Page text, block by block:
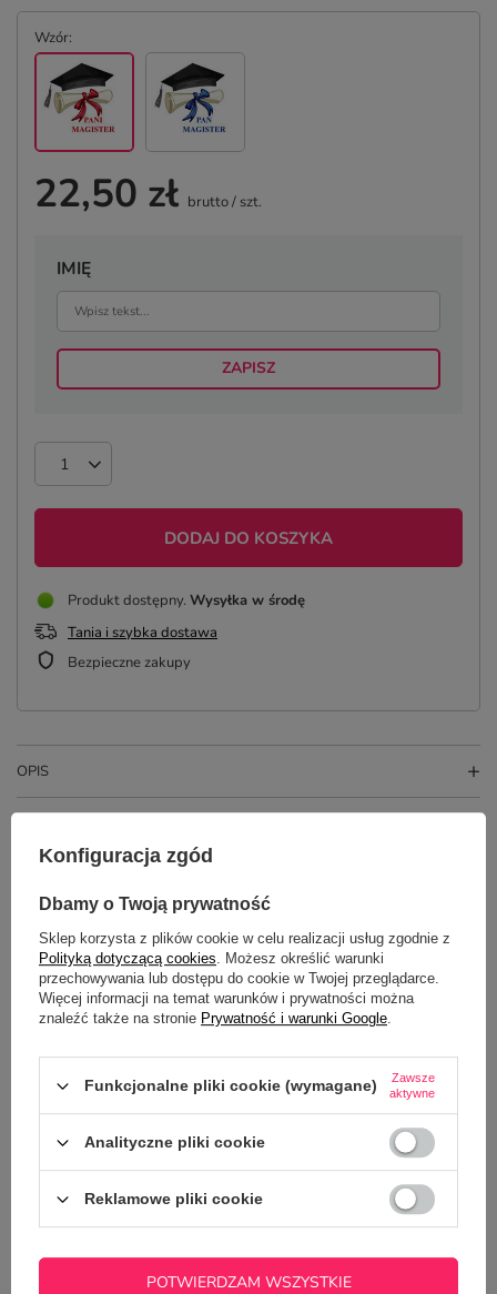
Wzór
22,50 zł brutto/ szt.
IMIĘ
ZAPISZ
DODAJ DO KOSZYKA
Produkt dostępny Wysyłka w środę
Tania i szybka dostawa
Bezpieczne zakupy
OPIS
OPINIE (0)
Potrzebujesz pomocy? Masz pytania?
Zadaj pytanie a my odpowiemy
odpowiedzi publikując dla innych.
ZADAJ PYTANIE
Konfiguracja zgód
Dbamy o Twoją prywatność
Sklep korzysta z plików cookie w celu realizacji usług zgodnie z
Polityką dotyczącą cookies. Możesz określić warunki
przechowywania lub dostępu do cookie w Twojej przeglądarce.
Więcej informacji na temat warunków i prywatności można
znaleźć także na stronie Prywatność i warunki Google.
Funkcjonalne pliki cookie (wymagane)
Zawsze
aktywne
Analityczne pliki cookie
Reklamowe pliki cookie
POTWIERDZAM WSZYSTKIE